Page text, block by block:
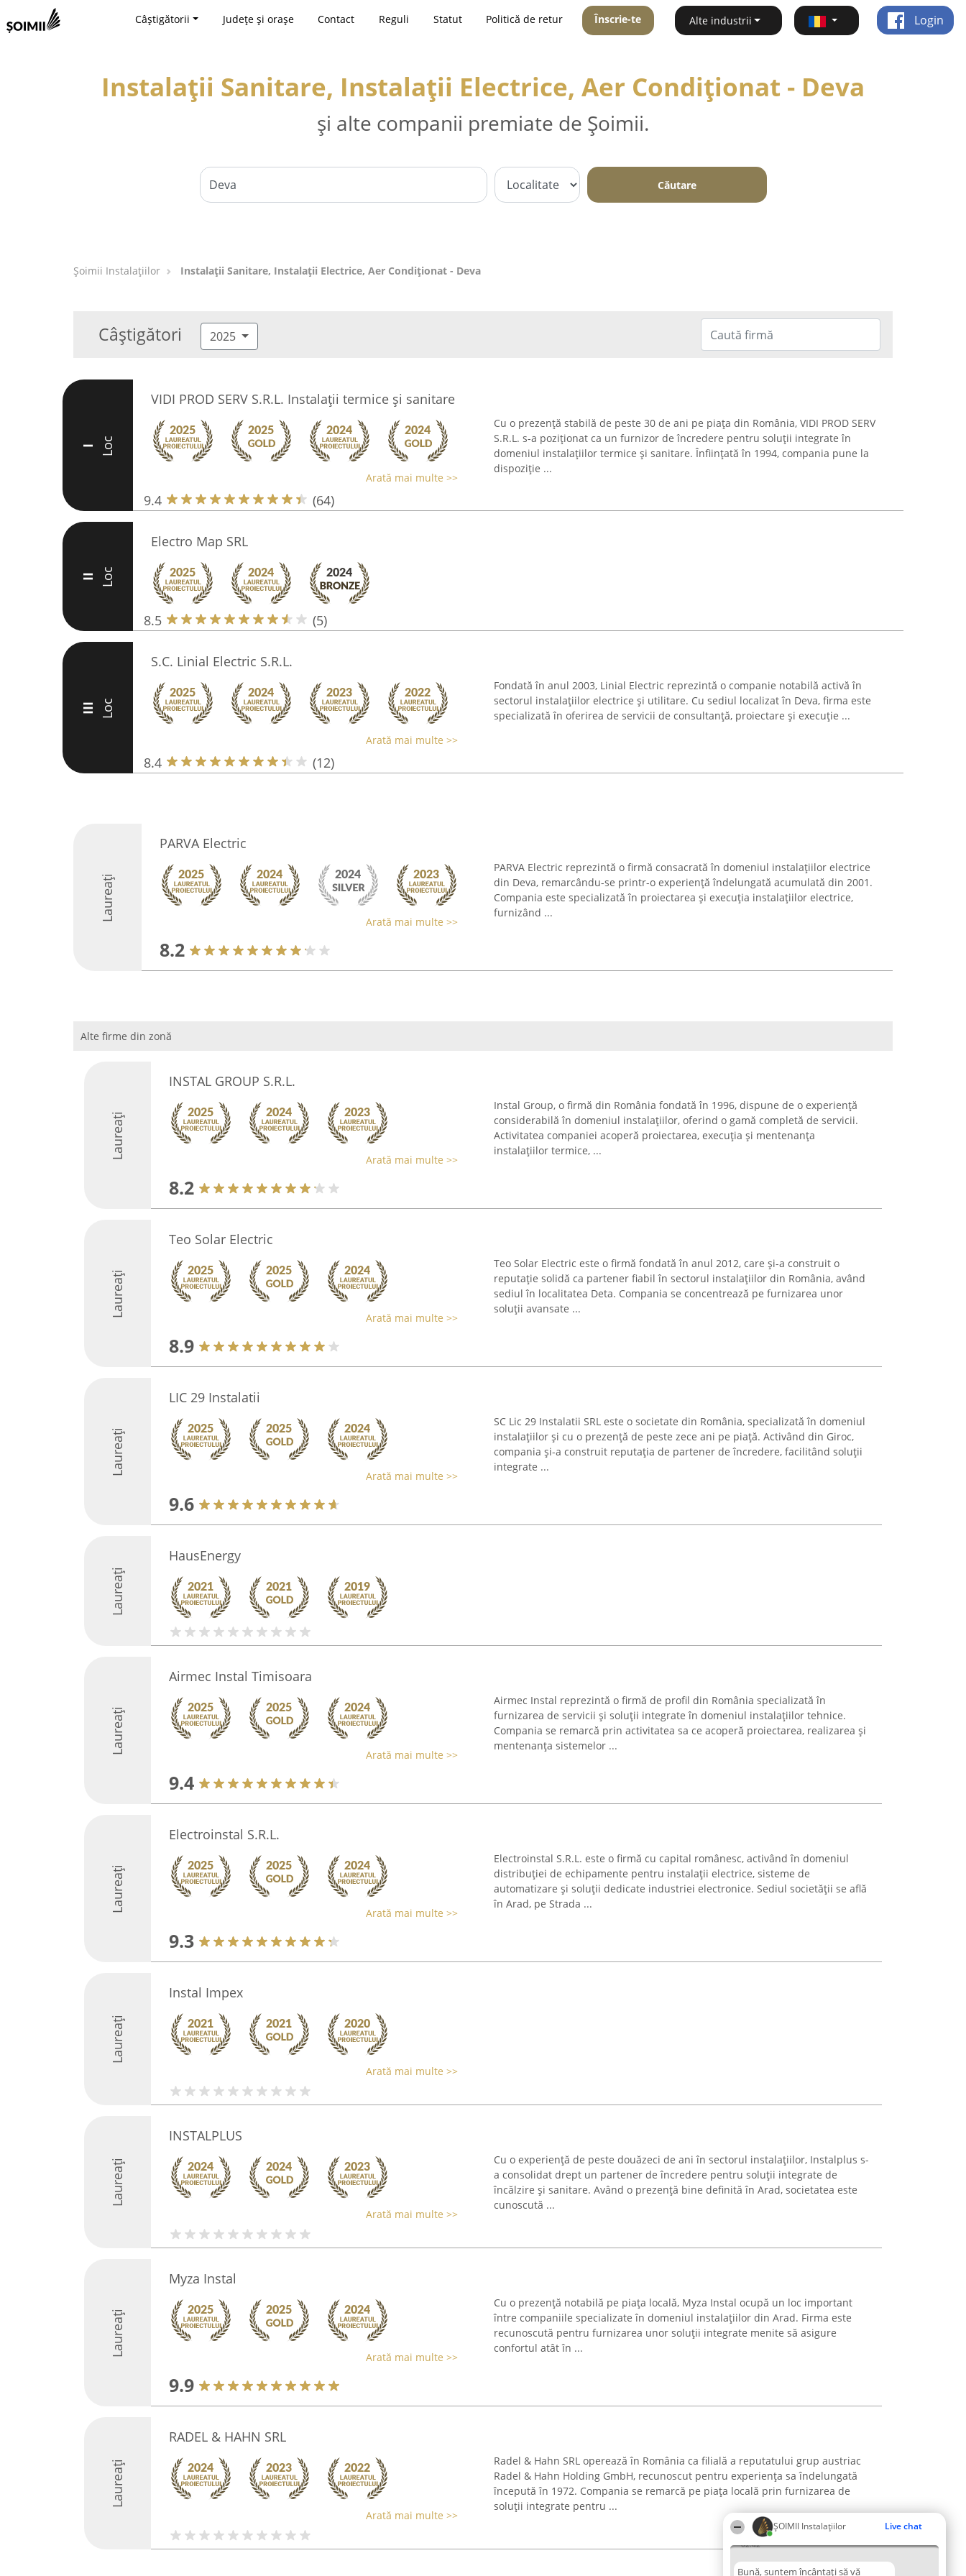
ŞOIMII Instalaţiilor Live chat
02:42
Bună, suntem încântați să vă
Câștigătorii Județe și orașe Contact Reguli Statut Politică de retur Înscrie-te Alte industrii Login
Instalații Sanitare, Instalații Electrice, Aer Condiționat - Deva
și alte companii premiate de Șoimii.
Căutare
Şoimii Instalaţiilor Instalații Sanitare, Instalații Electrice, Aer Condiționat - Deva
Câștigători 2025
I Loc
VIDI PROD SERV S.R.L. Instalații termice și sanitare
Arată mai multe >>
9.4 (64)
Cu o prezență stabilă de peste 30 de ani pe piața din România, VIDI PROD SERV
S.R.L. s-a poziționat ca un furnizor de încredere pentru soluții integrate în
domeniul instalațiilor termice și sanitare. Înființată în 1994, compania pune la
dispoziție ...
II Loc
Electro Map SRL
8.5 (5)
III Loc
S.C. Linial Electric S.R.L.
Arată mai multe >>
8.4 (12)
Fondată în anul 2003, Linial Electric reprezintă o companie notabilă activă în
sectorul instalațiilor electrice și utilitare. Cu sediul localizat în Deva, firma este
specializată în oferirea de servicii de consultanță, proiectare și execuție ...
Laureați
PARVA Electric
Arată mai multe >>
8.2
PARVA Electric reprezintă o firmă consacrată în domeniul instalațiilor electrice
din Deva, remarcându-se printr-o experiență îndelungată acumulată din 2001.
Compania este specializată în proiectarea și execuția instalațiilor electrice,
furnizând ...
Alte firme din zonă
Laureați
INSTAL GROUP S.R.L.
Arată mai multe >>
8.2
Instal Group, o firmă din România fondată în 1996, dispune de o experiență
considerabilă în domeniul instalațiilor, oferind o gamă completă de servicii.
Activitatea companiei acoperă proiectarea, execuția și mentenanța
instalațiilor termice, ...
Laureați
Teo Solar Electric
Arată mai multe >>
8.9
Teo Solar Electric este o firmă fondată în anul 2012, care şi-a construit o
reputaţie solidă ca partener fiabil în sectorul instalaţiilor din România, având
sediul în localitatea Deta. Compania se concentrează pe furnizarea unor
soluţii avansate ...
Laureați
LIC 29 Instalatii
Arată mai multe >>
9.6
SC Lic 29 Instalatii SRL este o societate din România, specializată în domeniul
instalațiilor și cu o prezență de peste zece ani pe piață. Activând din Giroc,
compania și-a construit reputația de partener de încredere, facilitând soluții
integrate ...
Laureați
HausEnergy
Laureați
Airmec Instal Timisoara
Arată mai multe >>
9.4
Airmec Instal reprezintă o firmă de profil din România specializată în
furnizarea de servicii și soluții integrate în domeniul instalațiilor tehnice.
Compania se remarcă prin activitatea sa ce acoperă proiectarea, realizarea și
mentenanța sistemelor ...
Laureați
Electroinstal S.R.L.
Arată mai multe >>
9.3
Electroinstal S.R.L. este o firmă cu capital românesc, activând în domeniul
distribuției de echipamente pentru instalații electrice, sisteme de
automatizare și soluții dedicate industriei electronice. Sediul societății se află
în Arad, pe Strada ...
Laureați
Instal Impex
Arată mai multe >>
Laureați
INSTALPLUS
Arată mai multe >>
Cu o experiență de peste douăzeci de ani în sectorul instalațiilor, Instalplus s-
a consolidat drept un partener de încredere pentru soluții integrate de
încălzire și sanitare. Având o prezență bine definită în Arad, societatea este
cunoscută ...
Laureați
Myza Instal
Arată mai multe >>
9.9
Cu o prezență notabilă pe piața locală, Myza Instal ocupă un loc important
între companiile specializate în domeniul instalațiilor din Arad. Firma este
recunoscută pentru furnizarea unor soluții integrate menite să asigure
confortul atât în ...
Laureați
RADEL & HAHN SRL
Arată mai multe >>
Radel & Hahn SRL operează în România ca filială a reputatului grup austriac
Radel & Hahn Holding GmbH, recunoscut pentru experiența sa îndelungată
începută în 1972. Compania se remarcă pe piața locală prin furnizarea de
soluții integrate pentru ...